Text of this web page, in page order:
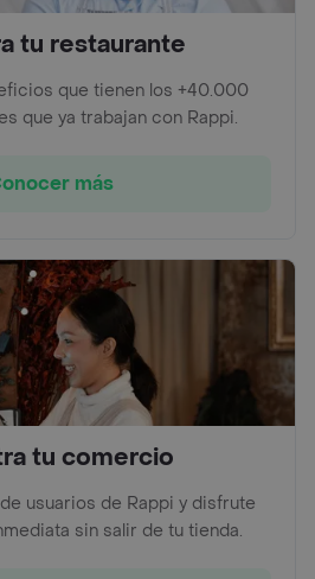
tu restaurante
que tienen los +40.000
que ya trabajan con Rappi.
más
tu comercio
usuarios de Rappi y disfrute
sin salir de tu tienda.